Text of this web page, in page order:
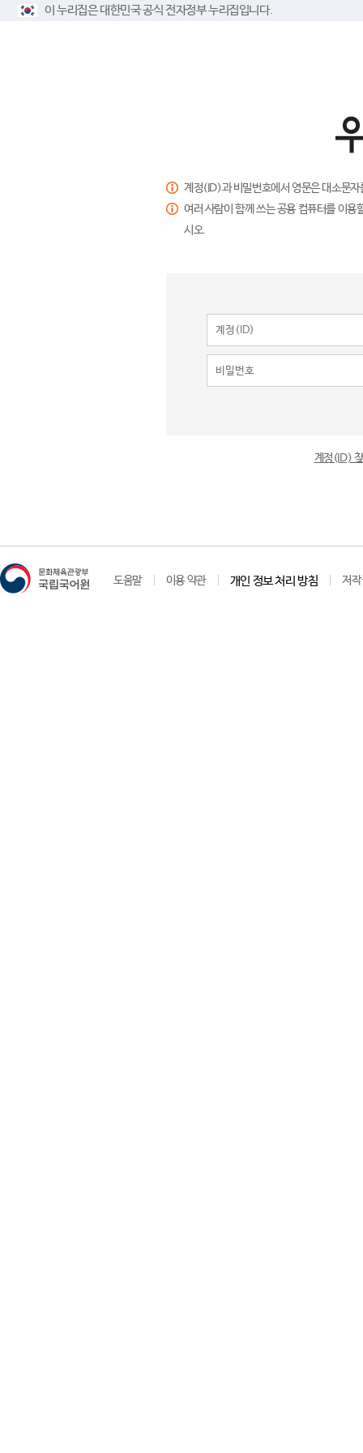
이 누리집은 대한민국 공식 전자정부 누리집입니다.
계정(ID)과 비밀번호에서 영문은 대소문
여러 사람이 함께 쓰는 공용 컴퓨터를 이
시오.
계정(ID)
도움말 이용 약관 개인 정보 처리 방침 저